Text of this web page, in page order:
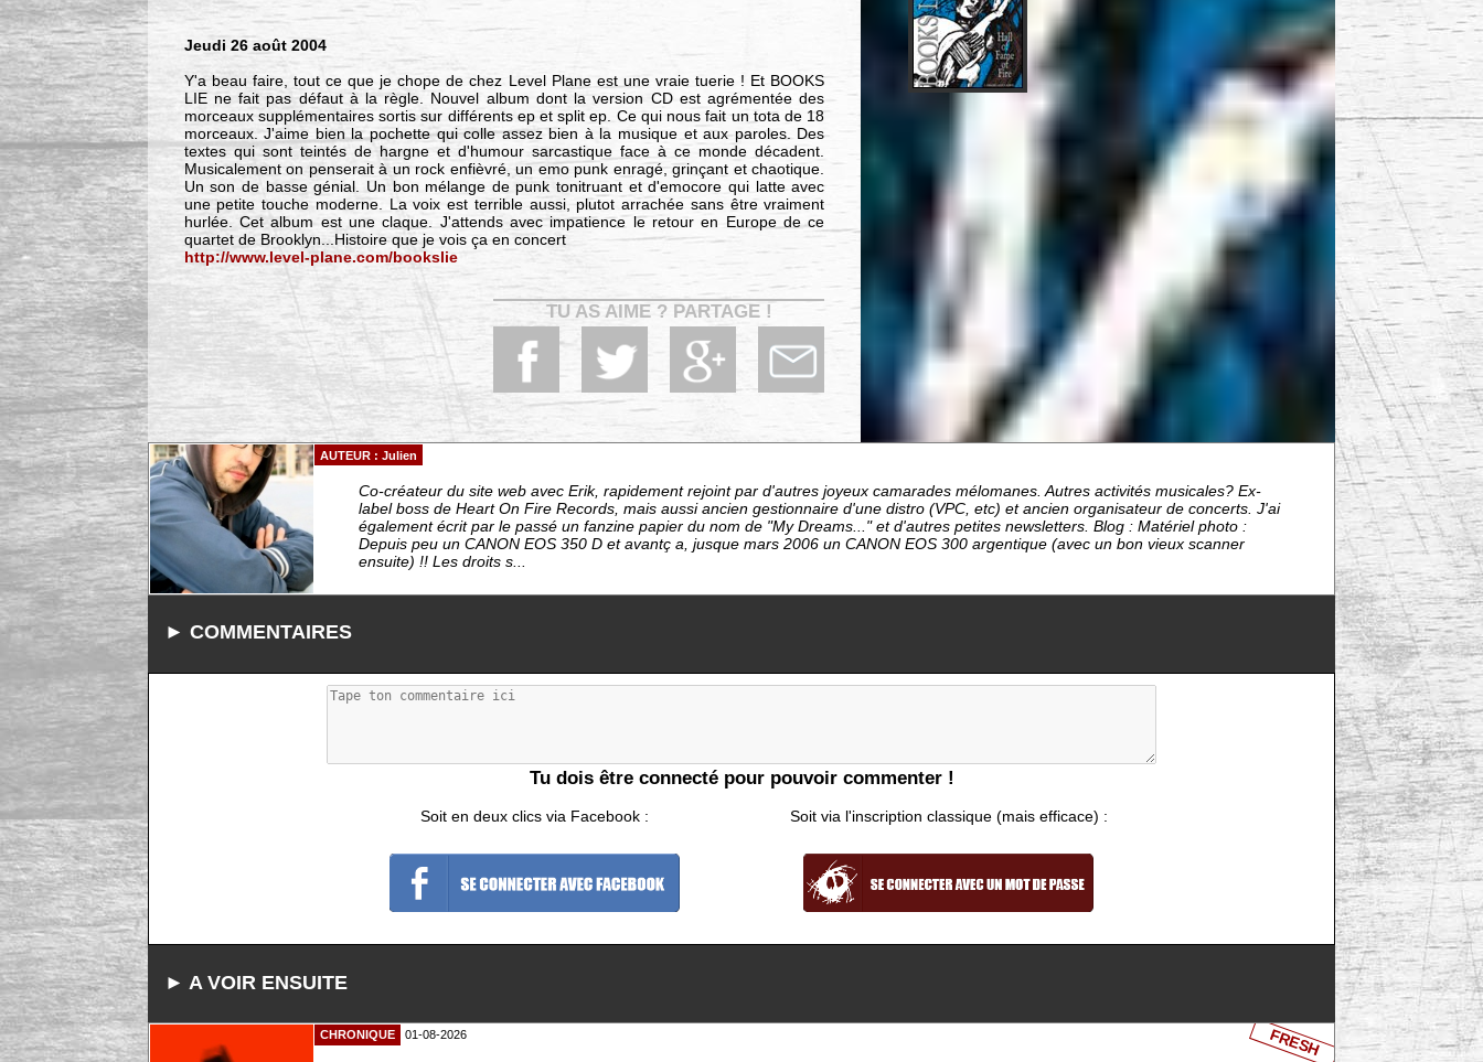
Jeudi 26 août 2004
Y'a beau faire, tout ce que je chope de chez Level Plane est une vraie tuerie ! Et BOOKS
LIE ne fait pas défaut à la règle. Nouvel album dont la version CD est agrémentée des
morceaux supplémentaires sortis sur différents ep et split ep. Ce qui nous fait un tota de 18
morceaux. J'aime bien la pochette qui colle assez bien à la musique et aux paroles. Des
textes qui sont teintés de hargne et d'humour sarcastique face à ce monde décadent.
Musicalement on penserait à un rock enfièvré, un emo punk enragé, grinçant et chaotique.
Un son de basse génial. Un bon mélange de punk tonitruant et d'emocore qui latte avec
une petite touche moderne. La voix est terrible aussi, plutot arrachée sans être vraiment
hurlée. Cet album est une claque. J'attends avec impatience le retour en Europe de ce
quartet de Brooklyn...Histoire que je vois ça en concert
http://www.level-plane.com/bookslie
TU AS AIME ? PARTAGE !
AUTEUR : Julien
Co-créateur du site web avec Erik, rapidement rejoint par d'autres joyeux camarades mélomanes. Autres activités musicales? Ex-
label boss de Heart On Fire Records, mais aussi ancien gestionnaire d'une distro (VPC, etc) et ancien organisateur de concerts. J'ai
également écrit par le passé un fanzine papier du nom de "My Dreams..." et d'autres petites newsletters. Blog : Matériel photo :
Depuis peu un CANON EOS 350 D et avantç a, jusque mars 2006 un CANON EOS 300 argentique (avec un bon vieux scanner
ensuite) !! Les droits s...
► COMMENTAIRES
Tu dois être connecté pour pouvoir commenter !
Soit en deux clics via Facebook : Soit via l'inscription classique (mais efficace) :
► A VOIR ENSUITE
CHRONIQUE 01-08-2026 FRESH